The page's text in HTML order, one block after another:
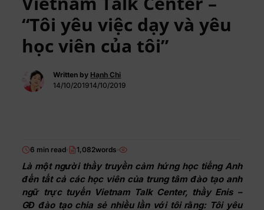
“Tôi yêu việc dạy và yêu
học viên của tôi”
Written by Hạnh Chi
14/10/201914/10/2019
6 min read 1,082words
Là một người thầy truyền cảm hứng học tiếng Anh
đến tất cả các học viên của trung tâm đào tạo anh
ngữ trực tuyến Vietnam Talk Center, thầy Enis –
GĐ đào tạo chia sẻ nhiều lần với tôi rằng: Tôi yêu